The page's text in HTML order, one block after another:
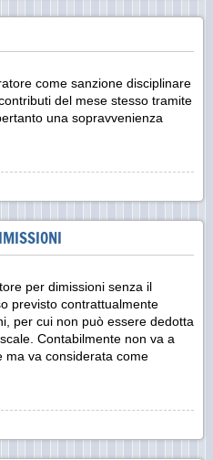
come sanzione disciplinare
del mese stesso tramite
una sopravvenienza
per dimissioni senza il
previsto contrattualmente
per cui non può essere dedotta
Contabilmente non va a
ma va considerata come